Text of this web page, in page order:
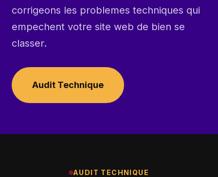
corrigeons les problemes techniques qui
empechent votre site web de bien se
classer.
Audit Technique
AUDIT TECHNIQUE